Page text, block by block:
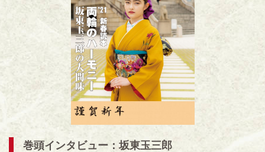
巻頭インタビュー：坂東玉三郎